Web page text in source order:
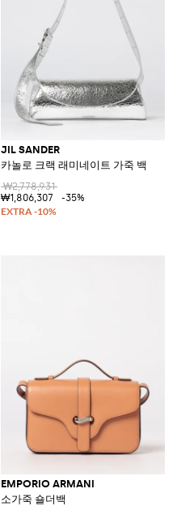
JIL SANDER
카놀로 크랙 래미네이트 가죽 백
₩2,778,931
₩1,806,307
-35%
EMPORIO ARMANI
소가죽 숄더백